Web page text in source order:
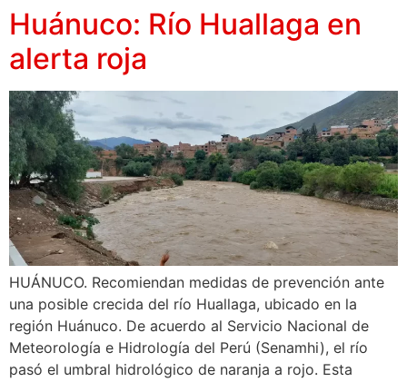
Huánuco: Río Huallaga en
alerta roja
HUÁNUCO. Recomiendan medidas de prevención ante
una posible crecida del río Huallaga, ubicado en la
región Huánuco. De acuerdo al Servicio Nacional de
Meteorología e Hidrología del Perú (Senamhi), el río
pasó el umbral hidrológico de naranja a rojo. Esta